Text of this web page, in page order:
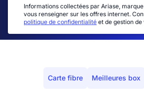
Informations collectées par Ariase,
vous renseigner sur les offres internet.
politique de confidentialité et de gestion de
Carte fibre Meilleures box